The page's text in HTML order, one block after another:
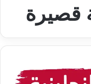
قصيرة